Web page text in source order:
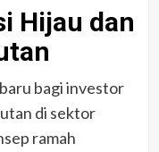
Hijau dan
bagi investor
di sektor
ramah